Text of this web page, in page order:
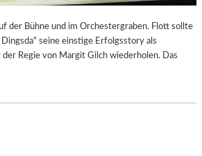
der Bühne und im Orchestergraben. Flott sollte
seine einstige Erfolgsstory als
Regie von Margit Gilch wiederholen. Das